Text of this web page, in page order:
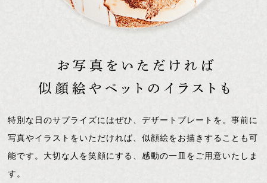
特別な日のサプライズにはぜひ、デザートプレートを。事前に
写真やイラストをいただければ、似顔絵をお描きすることも可
能です。大切な人を笑顔にする、感動の一皿をご用意いたしま
す。